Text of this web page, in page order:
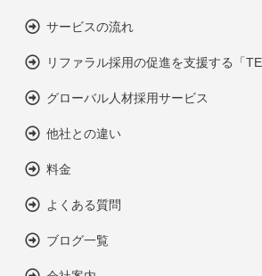
サービスの流れ
リファラル採用の促進を支援する「
グローバル人材採用サービス
他社との違い
料金
よくある質問
ブログ一覧